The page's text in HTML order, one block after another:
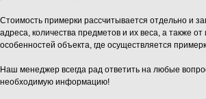
Стоимость примерки рассчитывается отдельно и
адреса, количества предметов и их веса, а также
особенностей объекта, где осуществляется
Наш менеджер всегда рад ответить на любые
необходимую информацию!